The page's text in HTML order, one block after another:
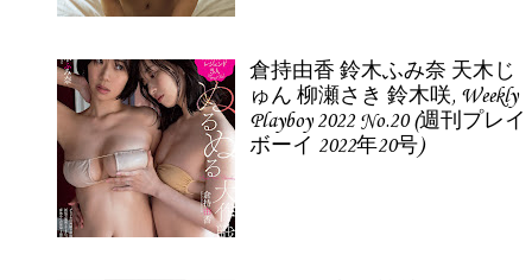
倉持由香 鈴木ふみ奈 天木じ
ゅん 柳瀬さき 鈴木咲, Weekly
Playboy 2022 No.20 (週刊プレイ
ボーイ 2022年20号)